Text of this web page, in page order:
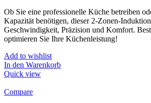
Ob Sie eine professionelle Küche betreiben
Kapazität benötigen, dieser 2-Zonen-
Geschwindigkeit, Präzision und Komfort.
optimieren Sie Ihre Küchenleistung!
Add to wishlist
In den Warenkorb
Quick view
Compare